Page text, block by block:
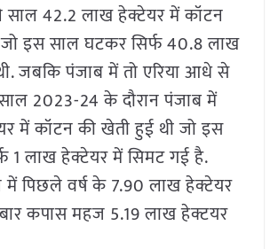
साल 42.2 लाख हेक्टेयर में कॉटन
इस साल घटकर स‍िर्फ 40.8 लाख
जबकि पंजाब में तो एर‍िया आधे से
2023-24 के दौरान पंजाब में
में कॉटन की खेती हुई थी जो इस
1 लाख हेक्टेयर में स‍िमट गई है.
में पिछले वर्ष के 7.90 लाख हेक्टेयर
कपास महज 5.19 लाख हेक्टयर